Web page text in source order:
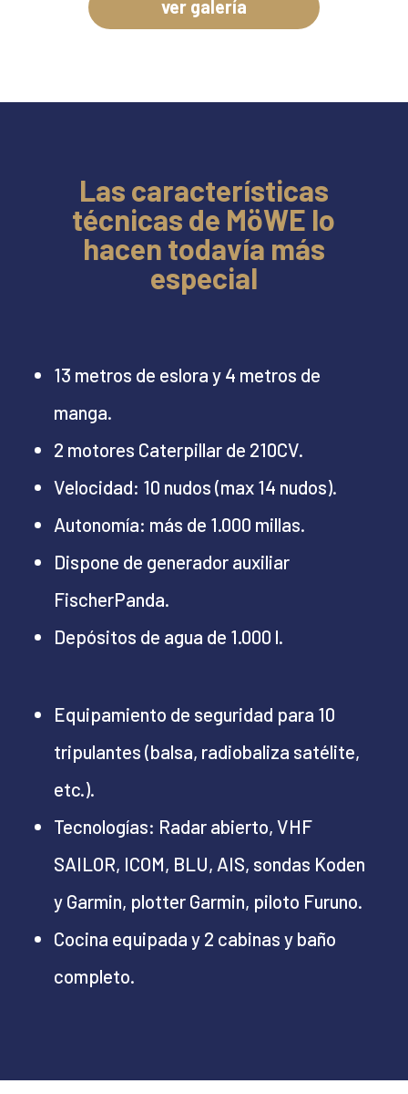
ver galería
Las características
técnicas de MöWE lo
hacen todavía más
especial
13 metros de eslora y 4 metros de
manga.
2 motores Caterpillar de 210CV.
Velocidad: 10 nudos (max 14 nudos).
Autonomía: más de 1.000 millas.
Dispone de generador auxiliar
FischerPanda.
Depósitos de agua de 1.000 l.
Equipamiento de seguridad para 10
tripulantes (balsa, radiobaliza satélite,
etc.).
Tecnologías: Radar abierto, VHF
SAILOR, ICOM, BLU, AIS, sondas Koden
y Garmin, plotter Garmin, piloto Furuno.
Cocina equipada y 2 cabinas y baño
completo.